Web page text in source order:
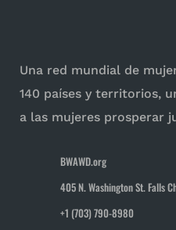
Una red mundial de
140 países y territorios,
a las mujeres prosperar
BWAWD.org
405 N. Washington St. Falls
+1 (703) 790-8980